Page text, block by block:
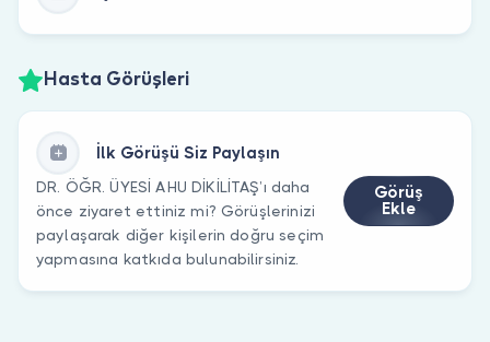
Hasta Görüşleri
İlk Görüşü Siz Paylaşın
DR. ÖĞR. ÜYESİ AHU DİKİLİTAŞ’ı daha
önce ziyaret ettiniz mi? Görüşlerinizi
paylaşarak diğer kişilerin doğru seçim
yapmasına katkıda bulunabilirsiniz.
Görüş
Ekle